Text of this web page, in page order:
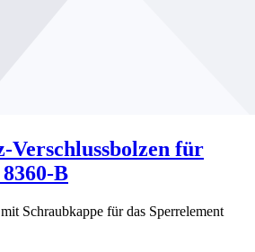
Verschlussbolzen für
B
Schraubkappe für das Sperrelement